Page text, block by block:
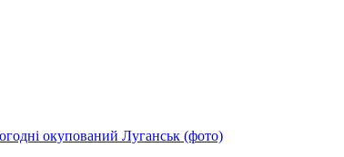
окупований Луганськ (фото)